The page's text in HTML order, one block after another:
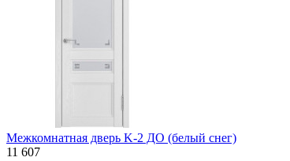
Межкомнатная дверь K-2 ДО (белый снег)
11 607